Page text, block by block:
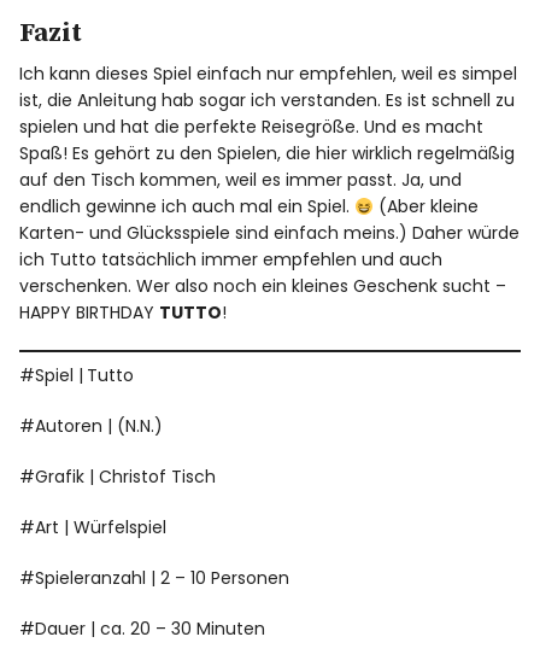
Fazit
Ich kann dieses Spiel einfach nur empfehlen, weil es simpel
ist, die Anleitung hab sogar ich verstanden. Es ist schnell zu
spielen und hat die perfekte Reisegröße. Und es macht
Spaß! Es gehört zu den Spielen, die hier wirklich regelmäßig
auf den Tisch kommen, weil es immer passt. Ja, und
endlich gewinne ich auch mal ein Spiel.
(Aber kleine
Karten- und Glücksspiele sind einfach meins.) Daher würde
ich Tutto tatsächlich immer empfehlen und auch
verschenken. Wer also noch ein kleines Geschenk sucht –
HAPPY BIRTHDAY TUTTO!
#Spiel | Tutto
#Autoren | (N.N.)
#Grafik | Christof Tisch
#Art | Würfelspiel
#Spieleranzahl | 2 – 10 Personen
#Dauer | ca. 20 – 30 Minuten